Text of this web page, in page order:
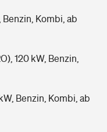
Benzin, Kombi, ab
120 kW, Benzin,
Benzin, Kombi, ab